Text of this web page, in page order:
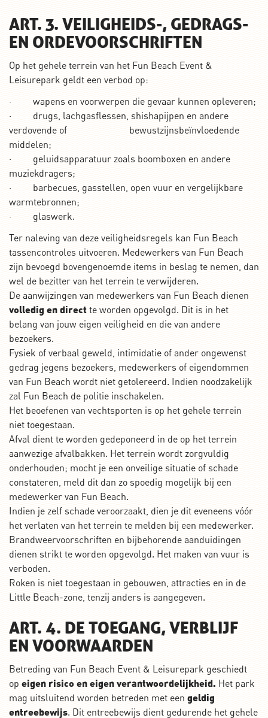
ART. 3. VEILIGHEIDS-, GEDRAGS-
EN ORDEVOORSCHRIFTEN
Op het gehele terrein van het Fun Beach Event &
Leisurepark geldt een verbod op:
· wapens en voorwerpen die gevaar kunnen opleveren;
· drugs, lachgasflessen, shishapijpen en andere
verdovende of bewustzijnsbeïnvloedende
middelen;
· geluidsapparatuur zoals boomboxen en andere
muziekdragers;
· barbecues, gasstellen, open vuur en vergelijkbare
warmtebronnen;
· glaswerk.
Ter naleving van deze veiligheidsregels kan Fun Beach
tassencontroles uitvoeren. Medewerkers van Fun Beach
zijn bevoegd bovengenoemde items in beslag te nemen, dan
wel de bezitter van het terrein te verwijderen.
De aanwijzingen van medewerkers van Fun Beach dienen
volledig en direct te worden opgevolgd. Dit is in het
belang van jouw eigen veiligheid en die van andere
bezoekers.
Fysiek of verbaal geweld, intimidatie of ander ongewenst
gedrag jegens bezoekers, medewerkers of eigendommen
van Fun Beach wordt niet getolereerd. Indien noodzakelijk
zal Fun Beach de politie inschakelen.
Het beoefenen van vechtsporten is op het gehele terrein
niet toegestaan.
Afval dient te worden gedeponeerd in de op het terrein
aanwezige afvalbakken. Het terrein wordt zorgvuldig
onderhouden; mocht je een onveilige situatie of schade
constateren, meld dit dan zo spoedig mogelijk bij een
medewerker van Fun Beach.
Indien je zelf schade veroorzaakt, dien je dit eveneens vóór
het verlaten van het terrein te melden bij een medewerker.
Brandweervoorschriften en bijbehorende aanduidingen
dienen strikt te worden opgevolgd. Het maken van vuur is
verboden.
Roken is niet toegestaan in gebouwen, attracties en in de
Little Beach-zone, tenzij anders is aangegeven.
ART. 4. DE TOEGANG, VERBLIJF
EN VOORWAARDEN
Betreding van Fun Beach Event & Leisurepark geschiedt
op eigen risico en eigen verantwoordelijkheid. Het park
mag uitsluitend worden betreden met een geldig
entreebewijs. Dit entreebewijs dient gedurende het gehele